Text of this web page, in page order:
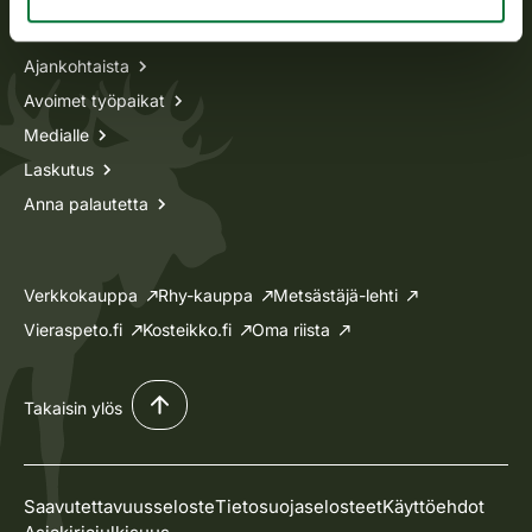
Ajankohtaista
Avoimet työpaikat
Medialle
Laskutus
Anna palautetta
Verkkokauppa Rhy-kauppa
Metsästäjä-lehti
Vieraspeto.fi
Kosteikko.fi Oma riista
Takaisin ylös
SaavutettavuusselosteTietosuojaselosteetKäyttöehdot